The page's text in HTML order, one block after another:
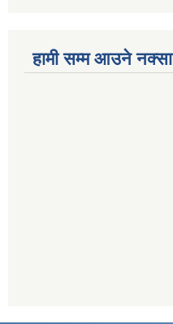
हामी सम्म आउने नक्सा